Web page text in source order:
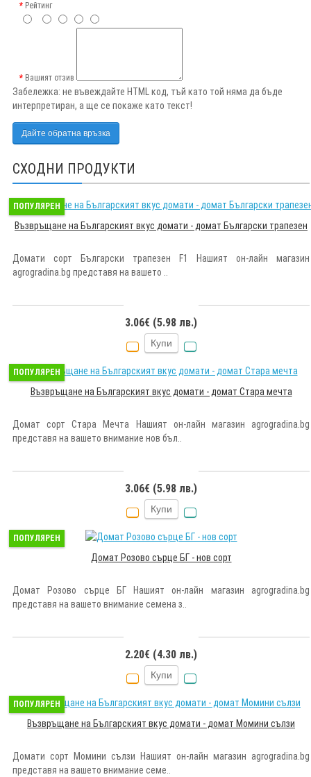
Рейтинг
Вашият отзив
Забележка: не въвеждайте HTML код, тъй като той няма да бъде
интерпретиран, а ще се покаже като текст!
Дайте обратна връзка
СХОДНИ ПРОДУКТИ
ПОПУЛЯРЕН
Възвръщане на Българският вкус домати - домат Български трапезен
Домати сорт Български трапезен F1 Нашият он-лайн магазин
agrogradina.bg представя на вашето ..
3.06€ (5.98 лв.)
Купи
ПОПУЛЯРЕН
Възвръщане на Българският вкус домати - домат Стара мечта
Домат сорт Стара Мечта Нашият он-лайн магазин agrogradina.bg
представя на вашето внимание нов бъл..
3.06€ (5.98 лв.)
Купи
ПОПУЛЯРЕН
Домат Розово сърце БГ - нов сорт
Домат Розово сърце БГ Нашият он-лайн магазин agrogradina.bg
представя на вашето внимание семена з..
2.20€ (4.30 лв.)
Купи
ПОПУЛЯРЕН
Възвръщане на Българският вкус домати - домат Момини сълзи
Домати сорт Момини сълзи Нашият он-лайн магазин agrogradina.bg
представя на вашето внимание семе..